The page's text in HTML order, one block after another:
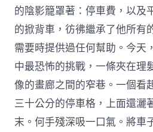
的陰影籠罩著：停車費，以及
的掀背車，彷彿繼承了他所有
需要時提供過任何幫助。今天
中最恐怖的挑戰，一條夾在理
像的畫廊之間的窄巷。一個看
三十公分的停車格，上面還灑
末。何手殘深吸一口氣。將車